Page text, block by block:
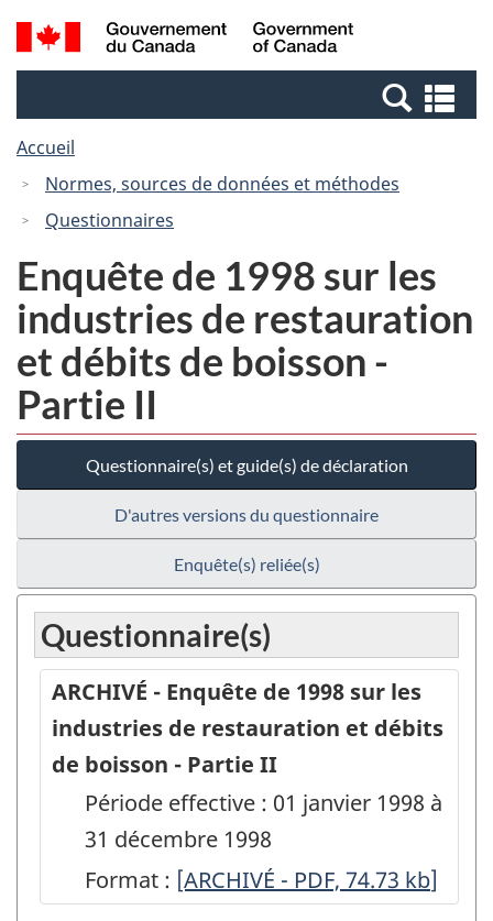
Passer
au
Passer
à
Canada
Recherche
et
et
Accueil
Normes, sources de données et méthodes
Questionnaires
Enquête de 1998 sur les
industries de restauration
et débits de boisson -
Partie II
Questionnaire(s) et guide(s) de déclaration
D'autres versions du questionnaire
Enquête(s) reliée(s)
Questionnaire(s)
ARCHIVÉ - Enquête de 1998 sur les
industries de restauration et débits
de boisson - Partie II
Période effective : 01 janvier 1998 à
31 décembre 1998
Format : ARCHIVÉ
[ARCHIVÉ - PDF, 74.73 kb]